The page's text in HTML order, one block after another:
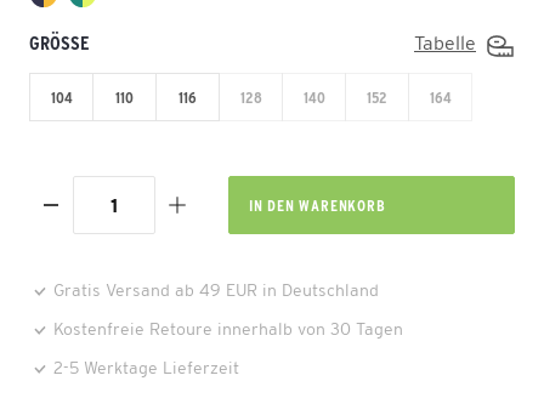
GRÖSSE Tabelle
104 110 116 128 140 152 164
IN DEN WARENKORB
Gratis Versand ab 49 EUR in Deutschland
Kostenfreie Retoure innerhalb von 30 Tagen
2-5 Werktage Lieferzeit